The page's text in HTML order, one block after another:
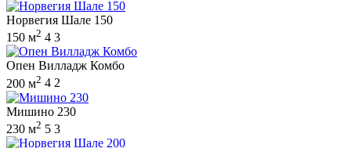
Норвегия Шале 150
150 м2 4 3
Опен Вилладж Комбо
200 м2 4 2
Мишино 230
230 м2 5 3